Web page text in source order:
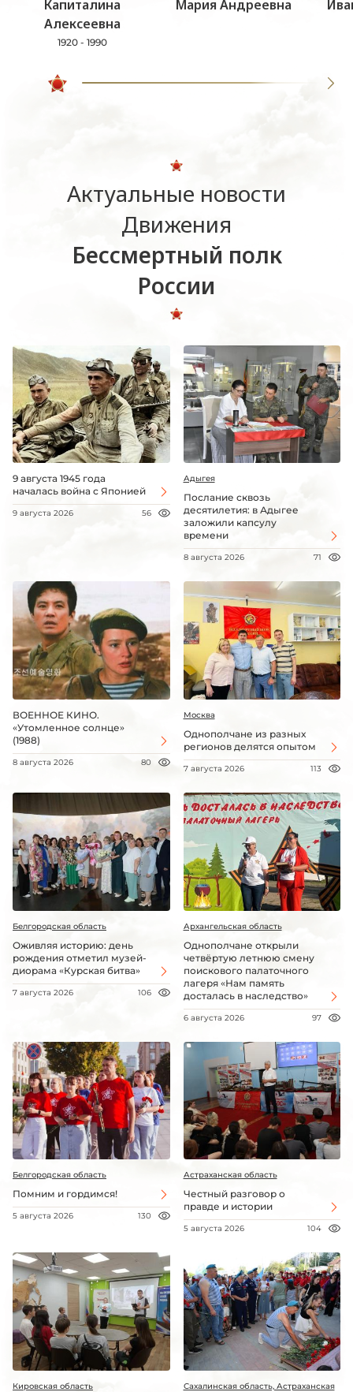
Капиталина
Алексеевна
1920 - 1990
Мария Андреевна
Актуальные новости
Движения
Бессмертный полк
России
9 августа 1945 года
началась война с Японией
9 августа 2026 56
Адыгея
Послание сквозь
десятилетия: в Адыгее
заложили капсулу
времени
8 августа 2026 71
ВОЕННОЕ КИНО.
«Утомленное солнце»
(1988)
8 августа 2026 80
Москва
Однополчане из разных
регионов делятся опытом
7 августа 2026 113
Белгородская область
Оживляя историю: день
рождения отметил музей-
диорама «Курская битва»
7 августа 2026 106
Архангельская область
Однополчане открыли
четвёртую летнюю смену
поискового палаточного
лагеря «Нам память
досталась в наследство»
6 августа 2026 97
Белгородская область
Помним и гордимся!
5 августа 2026 130
Астраханская область
Честный разговор о
правде и истории
5 августа 2026 104
Кировская область
Сахалинская область, Астраханская